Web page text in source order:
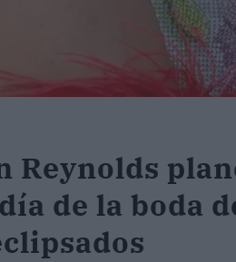
Reynolds
de la boda